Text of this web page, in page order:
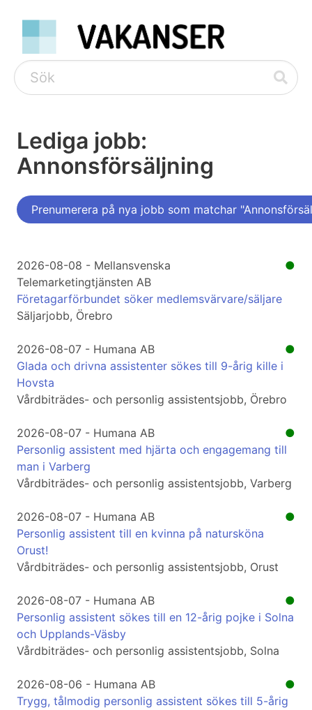
Lediga jobb:
Annonsförsäljning
Prenumerera på nya jobb som matchar
●
2026-08-08 - Mellansvenska
Telemarketingtjänsten AB
Företagarförbundet söker medlemsvärvare/säljare
Säljarjobb, Örebro
●
2026-08-07 - Humana AB
Glada och drivna assistenter sökes till 9-årig kille i
Hovsta
Vårdbiträdes- och personlig assistentsjobb, Örebro
●
2026-08-07 - Humana AB
Personlig assistent med hjärta och engagemang till
man i Varberg
Vårdbiträdes- och personlig assistentsjobb, Varberg
●
2026-08-07 - Humana AB
Personlig assistent till en kvinna på natursköna
Orust!
Vårdbiträdes- och personlig assistentsjobb, Orust
●
2026-08-07 - Humana AB
Personlig assistent sökes till en 12-årig pojke i Solna
och Upplands-Väsby
Vårdbiträdes- och personlig assistentsjobb, Solna
●
2026-08-06 - Humana AB
Trygg, tålmodig personlig assistent sökes till 5-årig